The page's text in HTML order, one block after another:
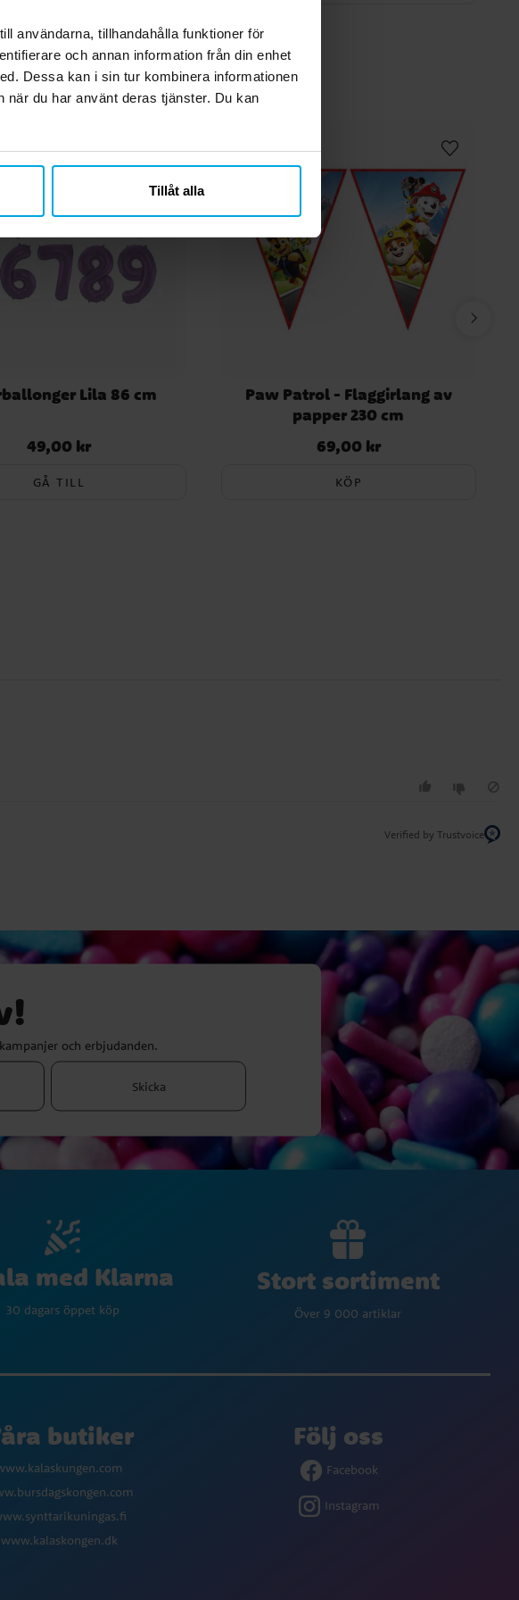
användarna, tillhandahålla funktioner för
och annan information från din enhet
Dessa kan i sin tur kombinera informationen
när du har använt deras tjänster. Du kan
Tillåt alla
Lila 86 cm
Pris:49,00 kr
49,00 kr
GÅ TILL
Paw Patrol - Flaggirlang av
papper 230 cm
Pris:69,00 kr
69,00 kr
KÖP
Verified by Trustvoice
och erbjudanden.
Skicka
med Klarna
30 dagars öppet köp
Stort sortiment
Över 9 000 artiklar
butiker
www.kalaskongen.dk
Följ oss
Facebook
Instagram